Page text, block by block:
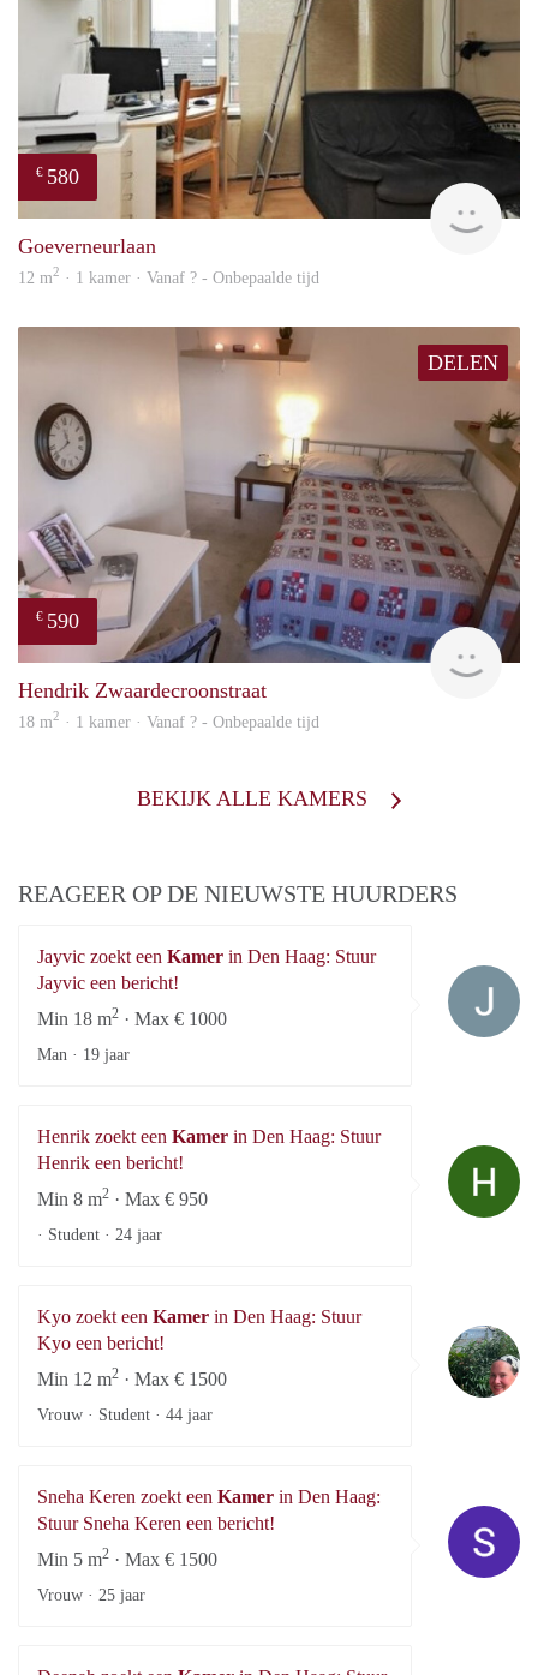
€ 580
rent
Goeverneurlaan
12 m2 · 1 kamer · Vanaf ? - Onbepaalde tijd
DELEN
€ 590
rent
Hendrik Zwaardecroonstraat
18 m2 · 1 kamer · Vanaf ? - Onbepaalde tijd
BEKIJK ALLE KAMERS
REAGEER OP DE NIEUWSTE HUURDERS
Jayvic zoekt een Kamer in Den Haag: Stuur
Jayvic een bericht!
Min 18 m2 · Max € 1000
Man · 19 jaar
Henrik zoekt een Kamer in Den Haag: Stuur
Henrik een bericht!
Min 8 m2 · Max € 950
· Student · 24 jaar
Kyo zoekt een Kamer in Den Haag: Stuur
Kyo een bericht!
Min 12 m2 · Max € 1500
Vrouw · Student · 44 jaar
Sneha Keren zoekt een Kamer in Den Haag:
Stuur Sneha Keren een bericht!
Min 5 m2 · Max € 1500
Vrouw · 25 jaar